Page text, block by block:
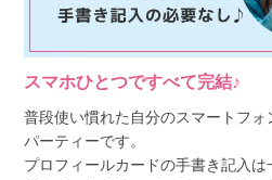
スマホひとつですべて完結♪
普段使い慣れた自分のスマートフ
パーティーです。
プロフィールカードの手書き記入